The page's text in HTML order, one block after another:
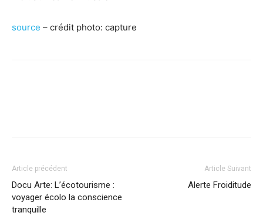
source – crédit photo: capture
Article précédent
Docu Arte: L’écotourisme :
voyager écolo la conscience
tranquille
Article Suivant
Alerte Froiditude